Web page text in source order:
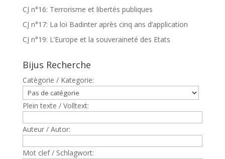
CJ n°16: Terrorisme et libertés publiques
CJ n°17: La loi Badinter après cinq ans d’application
CJ n°19: L’Europe et la souveraineté des Etats
Bijus Recherche
Catègorie / Kategorie:
Plein texte / Volltext:
Auteur / Autor:
Mot clef / Schlagwort: